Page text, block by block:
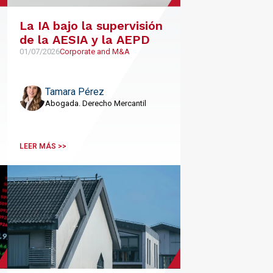
La IA bajo la supervisión
de la AESIA y la AEPD
01/07/2026Corporate and M&A
Tamara Pérez
Abogada. Derecho Mercantil
LEER MÁS >>